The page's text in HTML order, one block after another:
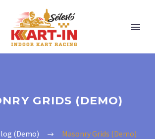
GRIDS (DEMO)
(Demo) Masonry Grids (Demo)